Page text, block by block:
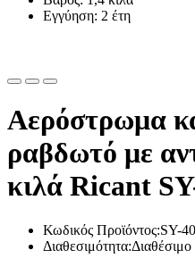
Εγγύηση: 2 έτη
Αερόστρωμα
ραβδωτό με
κιλά Ricant
Κωδικός Προϊόντος:SY-
Διαθεσιμότητα:Διαθέσιμο